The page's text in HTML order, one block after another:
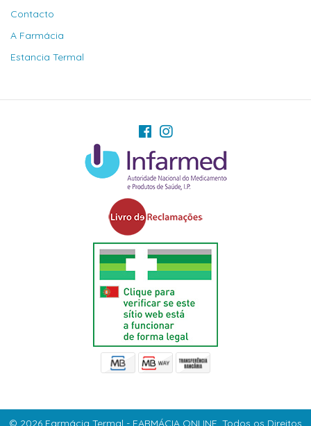
Contacto
A Farmácia
Estancia Termal
© 2026 Farmácia Termal - FARMÁCIA ONLINE. Todos os Direitos